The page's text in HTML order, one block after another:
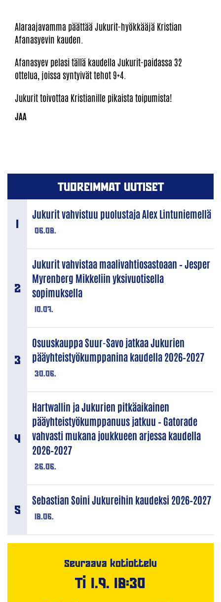
Alaraajavamma päättää Jukurit-hyökkääjä Kristian
Afanasyevin kauden.
Afanasyev pelasi tällä kaudella Jukurit-paidassa 32
ottelua, joissa syntyivät tehot 9+4.
Jukurit toivottaa Kristianille pikaista toipumista!
TUOREIMMAT UUTISET
06.08.
Jukurit vahvistuu puolustaja Alex Lintuniemellä
10.07.
Jukurit vahvistaa maalivahtiosastoaan – Jesper
Myrenberg Mikkeliin yksivuotisella
sopimuksella
30.06.
Osuuskauppa Suur-Savo jatkaa Jukurien
pääyhteistyökumppanina kaudella 2026–2027
26.06.
Hartwallin ja Jukurien pitkäaikainen
pääyhteistyökumppanuus jatkuu – Gatorade
vahvasti mukana joukkueen arjessa kaudella
2026–2027
18.06.
Sebastian Soini Jukureihin kaudeksi 2026–2027
Seuraava kotiottelu
Ti 1.9. 18:30